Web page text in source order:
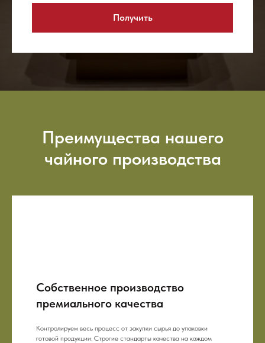
Получить
Преимущества нашего
чайного производства
Собственное производство
премиального качества
Контролируем весь процесс от закупки сырья до упаковки
готовой продукции. Строгие стандарты качества на каждом